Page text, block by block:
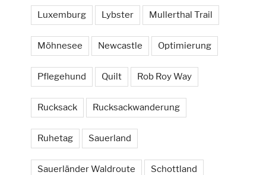
Luxemburg Lybster Mullerthal Trail
Möhnesee Newcastle Optimierung
Pflegehund Quilt Rob Roy Way
Rucksack Rucksackwanderung
Ruhetag Sauerland
Sauerländer Waldroute Schottland